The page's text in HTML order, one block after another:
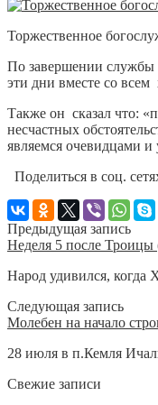
Торжественное
По завершении службы
эти дни вместе со
Также он сказал что:
несчастных
являемся очевидцами
Поделиться в соц.
Предыдущая запись
Неделя 5 после
Народ удивился, когда
Следующая запись
Молебен на начало
28 июля в п.Кемля
Свежие записи